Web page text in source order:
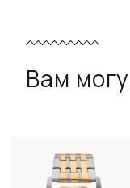
Вам